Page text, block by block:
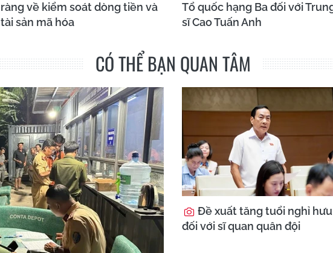
ràng về kiểm soát dòng tiền và
tài sản mã hóa
Tổ quốc hạng Ba đối với
sĩ Cao Tuấn Anh
CÓ THỂ BẠN QUAN TÂM
Đề xuất tăng tuổi nghỉ hưu
đối với sĩ quan quân đội